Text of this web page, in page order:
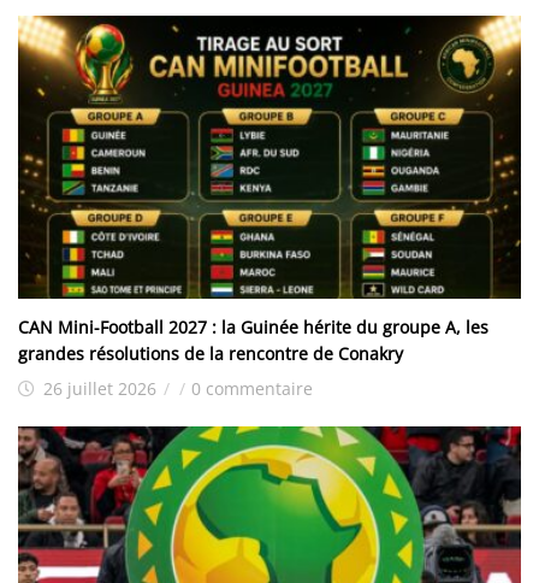
CAN Mini-Football 2027 : la Guinée hérite du groupe A, les
grandes résolutions de la rencontre de Conakry
26 juillet 2026 / / 0 commentaire